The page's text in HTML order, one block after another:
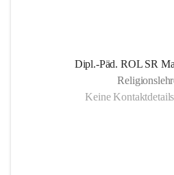
Dipl.-Päd. ROL SR
Keine